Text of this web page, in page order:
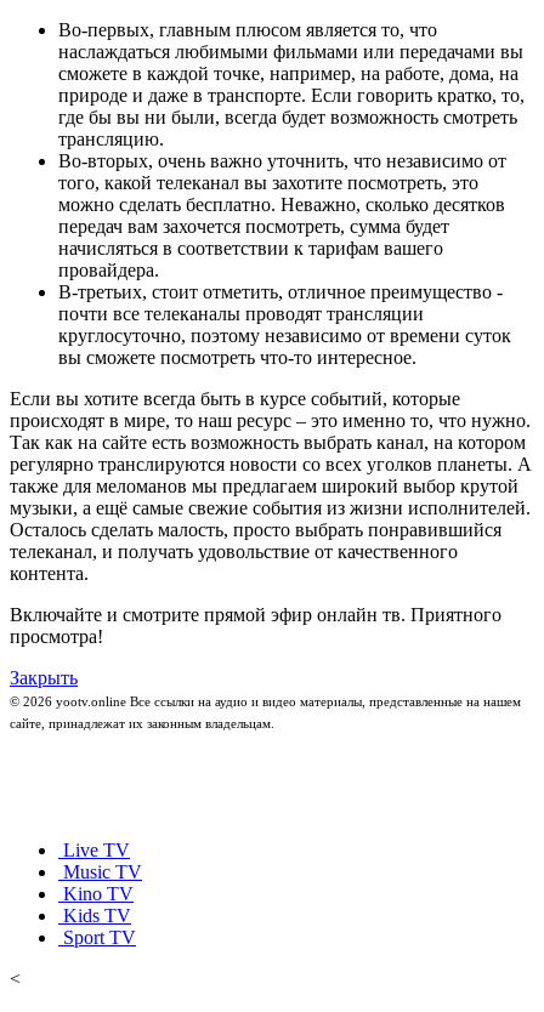
Во-первых, главным плюсом является то, что
наслаждаться любимыми фильмами или передачами вы
сможете в каждой точке, например, на работе, дома, на
природе и даже в транспорте. Если говорить кратко, то,
где бы вы ни были, всегда будет возможность смотреть
трансляцию.
Во-вторых, очень важно уточнить, что независимо от
того, какой телеканал вы захотите посмотреть, это
можно сделать бесплатно. Неважно, сколько десятков
передач вам захочется посмотреть, сумма будет
начисляться в соответствии к тарифам вашего
провайдера.
В-третьих, стоит отметить, отличное преимущество -
почти все телеканалы проводят трансляции
круглосуточно, поэтому независимо от времени суток
вы сможете посмотреть что-то интересное.
Если вы хотите всегда быть в курсе событий, которые
происходят в мире, то наш ресурс – это именно то, что нужно.
Так как на сайте есть возможность выбрать канал, на котором
регулярно транслируются новости со всех уголков планеты. А
также для меломанов мы предлагаем широкий выбор крутой
музыки, а ещё самые свежие события из жизни исполнителей.
Осталось сделать малость, просто выбрать понравившийся
телеканал, и получать удовольствие от качественного
контента.
Включайте и смотрите прямой эфир онлайн тв. Приятного
просмотра!
Закрыть
© 2026 yootv.online Все ссылки на аудио и видео материалы, представленные на нашем
сайте, принадлежат их законным владельцам.
Live TV
Music TV
Kino TV
Kids TV
Sport TV
<